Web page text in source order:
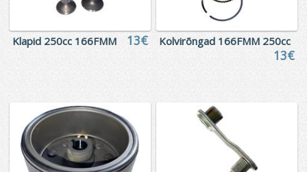
Klapid 250cc 166FMM 13€ Kolvirõngad 166FMM 250cc
13€